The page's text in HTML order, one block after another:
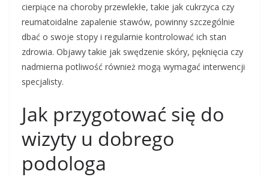
cierpiące na choroby przewlekłe, takie jak cukrzyca czy
reumatoidalne zapalenie stawów, powinny szczególnie
dbać o swoje stopy i regularnie kontrolować ich stan
zdrowia. Objawy takie jak swędzenie skóry, pęknięcia czy
nadmierna potliwość również mogą wymagać interwencji
specjalisty.
Jak przygotować się do
wizyty u dobrego
podologa